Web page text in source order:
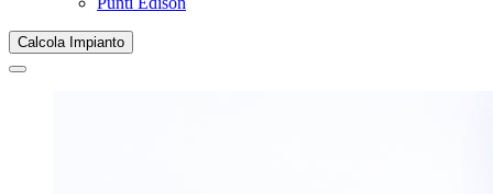
Calcola Impianto